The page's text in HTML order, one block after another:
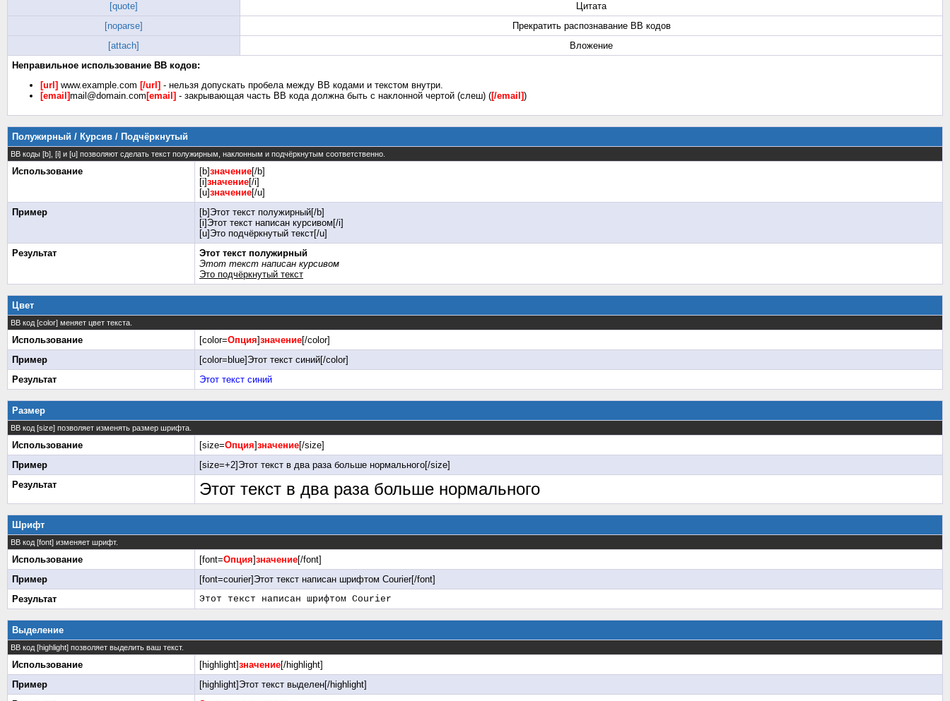
[quote]
Цитата
[noparse]
Прекратить распознавание BB кодов
[attach]
Вложение
Неправильное использование BB кодов:
[url] www.example.com [/url] - нельзя допускать пробела между BB кодами и текстом внутри.
[email]mail@domain.com [email] - закрывающая часть BB кода должна быть с наклонной чертой (слеш) ([/email])
Полужирный / Курсив / Подчёркнутый
BB коды [b], [i] и [u] позволяют сделать текст полужирным, наклонным и подчёркнутым соответственно.
Использование [b]значение[/b]
[i]значение[/i]
[u]значение[/u]
Пример
[b]Этот текст полужирный[/b]
[i]Этот текст написан курсивом[/i]
[u]Это подчёркнутый текст[/u]
Результат
Этот текст полужирный
Этот текст написан курсивом
Это подчёркнутый текст
Цвет
BB код [color] меняет цвет текста.
Использование [color=Опция]значение[/color]
Пример
[color=blue]Этот текст синий[/color]
Результат
Этот текст синий
Размер
BB код [size] позволяет изменять размер шрифта.
Использование [size=Опция]значение[/size]
Пример
[size=+2]Этот текст в два раза больше нормального[/size]
Результат
Этот текст в два раза больше нормального
Шрифт
BB код [font] изменяет шрифт.
Использование [font=Опция]значение[/font]
Пример
[font=courier]Этот текст написан шрифтом Courier[/font]
Результат
Этот текст написан шрифтом Courier
Выделение
BB код [highlight] позволяет выделить ваш текст.
Использование [highlight]значение[/highlight]
Пример
[highlight]Этот текст выделен[/highlight]